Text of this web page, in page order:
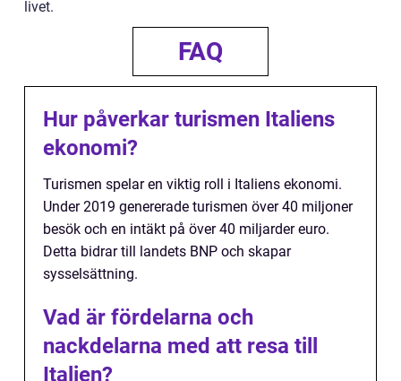
livet.
FAQ
Hur påverkar turismen Italiens
ekonomi?
Turismen spelar en viktig roll i Italiens ekonomi.
Under 2019 genererade turismen över 40 miljoner
besök och en intäkt på över 40 miljarder euro.
Detta bidrar till landets BNP och skapar
sysselsättning.
Vad är fördelarna och
nackdelarna med att resa till
Italien?